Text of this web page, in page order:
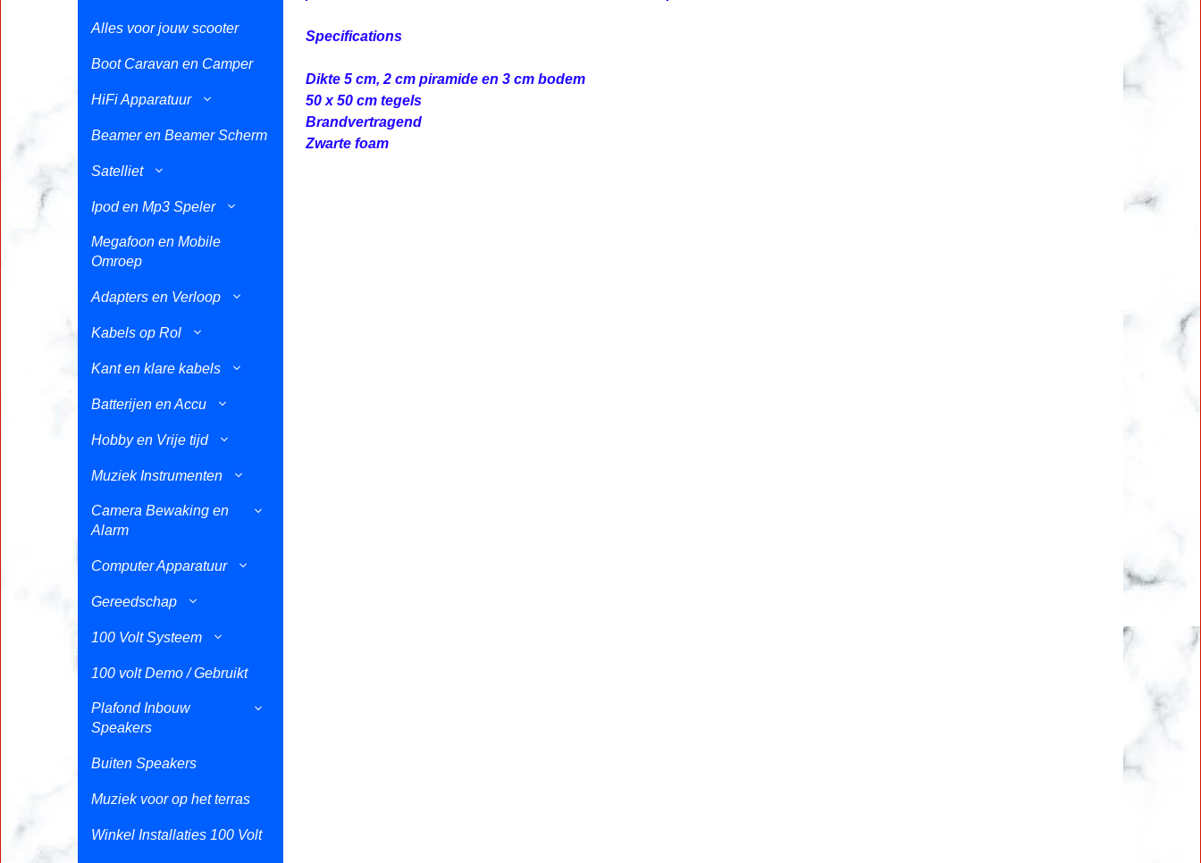
Alles voor jouw scooter
Boot Caravan en Camper
HiFi Apparatuur
Beamer en Beamer Scherm
Satelliet
Ipod en Mp3 Speler
Megafoon en Mobile
Omroep
Adapters en Verloop
Kabels op Rol
Kant en klare kabels
Batterijen en Accu
Hobby en Vrije tijd
Muziek Instrumenten
Camera Bewaking en
Alarm
Computer Apparatuur
Gereedschap
100 Volt Systeem
100 volt Demo / Gebruikt
Plafond Inbouw
Speakers
Buiten Speakers
Muziek voor op het terras
Winkel Installaties 100 Volt
Specifications
Dikte 5 cm, 2 cm piramide en 3 cm bodem
50 x 50 cm tegels
Brandvertragend
Zwarte foam